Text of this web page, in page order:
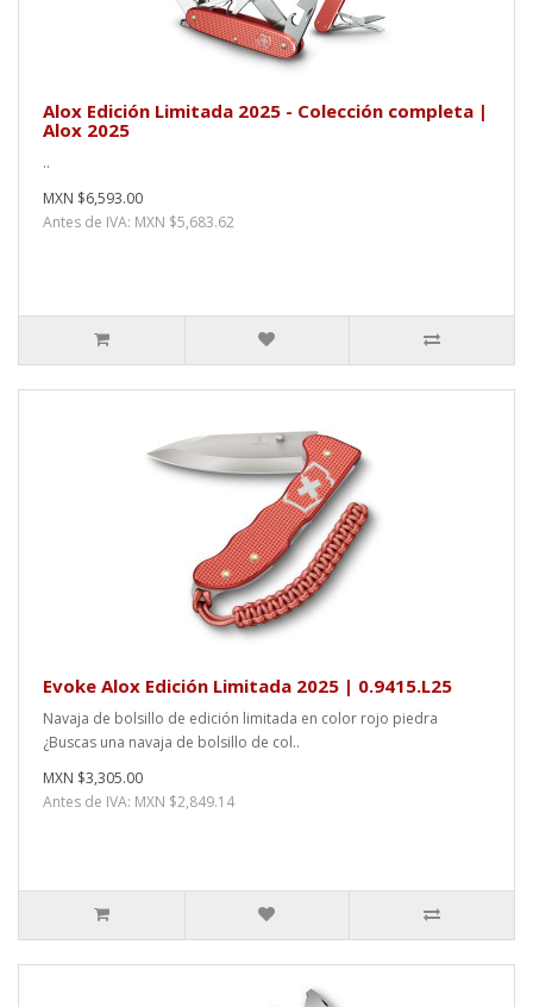
Alox Edición Limitada 2025 - Colección completa |
Alox 2025
..
MXN $6,593.00
Antes de IVA: MXN $5,683.62
Evoke Alox Edición Limitada 2025 | 0.9415.L25
Navaja de bolsillo de edición limitada en color rojo piedra
¿Buscas una navaja de bolsillo de col..
MXN $3,305.00
Antes de IVA: MXN $2,849.14